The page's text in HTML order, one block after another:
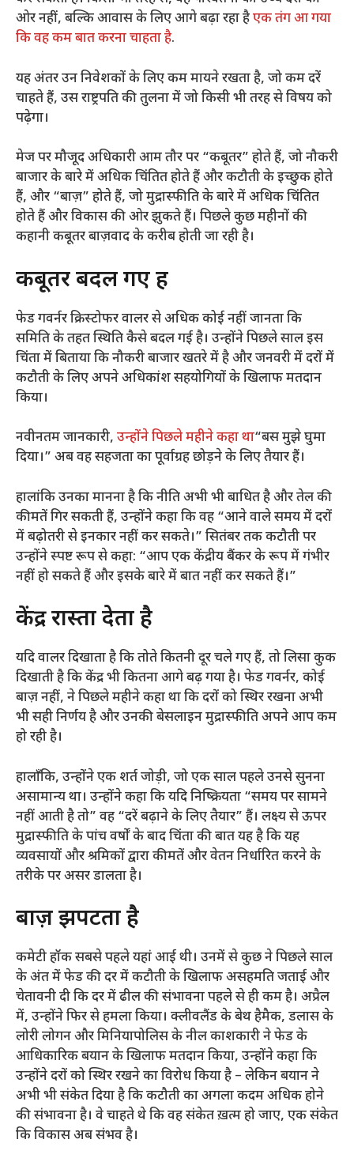
ओर नहीं, बल्कि आवास के लिए आगे बढ़ा रहा हैएक तंग आ गया
कि वह कम बात करना चाहता है.
यह अंतर उन निवेशकों के लिए कम मायने रखता है, जो कम दरें
चाहते हैं, उस राष्ट्रपति की तुलना में जो किसी भी तरह से विषय को
पढ़ेगा।
मेज पर मौजूद अधिकारी आम तौर पर “कबूतर” होते हैं, जो नौकरी
बाजार के बारे में अधिक चिंतित होते हैं और कटौती के इच्छुक होते
हैं, और “बाज़” होते हैं, जो मुद्रास्फीति के बारे में अधिक चिंतित
होते हैं और विकास की ओर झुकते हैं। पिछले कुछ महीनों की
कहानी कबूतर बाज़वाद के करीब होती जा रही है।
कबूतर बदल गए हैं
फेड गवर्नर क्रिस्टोफर वालर से अधिक कोई नहीं जानता कि
समिति के तहत स्थिति कैसे बदल गई है। उन्होंने पिछले साल इस
चिंता में बिताया कि नौकरी बाजार खतरे में है और जनवरी में दरों में
कटौती के लिए अपने अधिकांश सहयोगियों के खिलाफ मतदान
किया।
नवीनतम जानकारी, उन्होंने पिछले महीने कहा था“बस मुझे घुमा
दिया।” अब वह सहजता का पूर्वाग्रह छोड़ने के लिए तैयार हैं।
हालांकि उनका मानना ​​है कि नीति अभी भी बाधित है और तेल की
कीमतें गिर सकती हैं, उन्होंने कहा कि वह “आने वाले समय में दरों
में बढ़ोतरी से इनकार नहीं कर सकते।” सितंबर तक कटौती पर
उन्होंने स्पष्ट रूप से कहा: “आप एक केंद्रीय बैंकर के रूप में गंभीर
नहीं हो सकते हैं और इसके बारे में बात नहीं कर सकते हैं।”
केंद्र रास्ता देता है
यदि वालर दिखाता है कि तोते कितनी दूर चले गए हैं, तो लिसा कुक
दिखाती है कि केंद्र भी कितना आगे बढ़ गया है। फेड गवर्नर, कोई
बाज़ नहीं, ने पिछले महीने कहा था कि दरों को स्थिर रखना अभी
भी सही निर्णय है और उनकी बेसलाइन मुद्रास्फीति अपने आप कम
हो रही है।
हालाँकि, उन्होंने एक शर्त जोड़ी, जो एक साल पहले उनसे सुनना
असामान्य था। उन्होंने कहा कि यदि निष्क्रियता “समय पर सामने
नहीं आती है तो” वह “दरें बढ़ाने के लिए तैयार” हैं। लक्ष्य से ऊपर
मुद्रास्फीति के पांच वर्षों के बाद चिंता की बात यह है कि यह
व्यवसायों और श्रमिकों द्वारा कीमतें और वेतन निर्धारित करने के
तरीके पर असर डालता है।
बाज़ झपटता है
कमेटी हॉक सबसे पहले यहां आई थी। उनमें से कुछ ने पिछले साल
के अंत में फेड की दर में कटौती के खिलाफ असहमति जताई और
चेतावनी दी कि दर में ढील की संभावना पहले से ही कम है। अप्रैल
में, उन्होंने फिर से हमला किया। क्लीवलैंड के बेथ हैमैक, डलास के
लोरी लोगन और मिनियापोलिस के नील काशकारी ने फेड के
आधिकारिक बयान के खिलाफ मतदान किया, उन्होंने कहा कि
उन्होंने दरों को स्थिर रखने का विरोध किया है – लेकिन बयान ने
अभी भी संकेत दिया है कि कटौती का अगला कदम अधिक होने
की संभावना है। वे चाहते थे कि वह संकेत ख़त्म हो जाए, एक संकेत
कि विकास अब संभव है।